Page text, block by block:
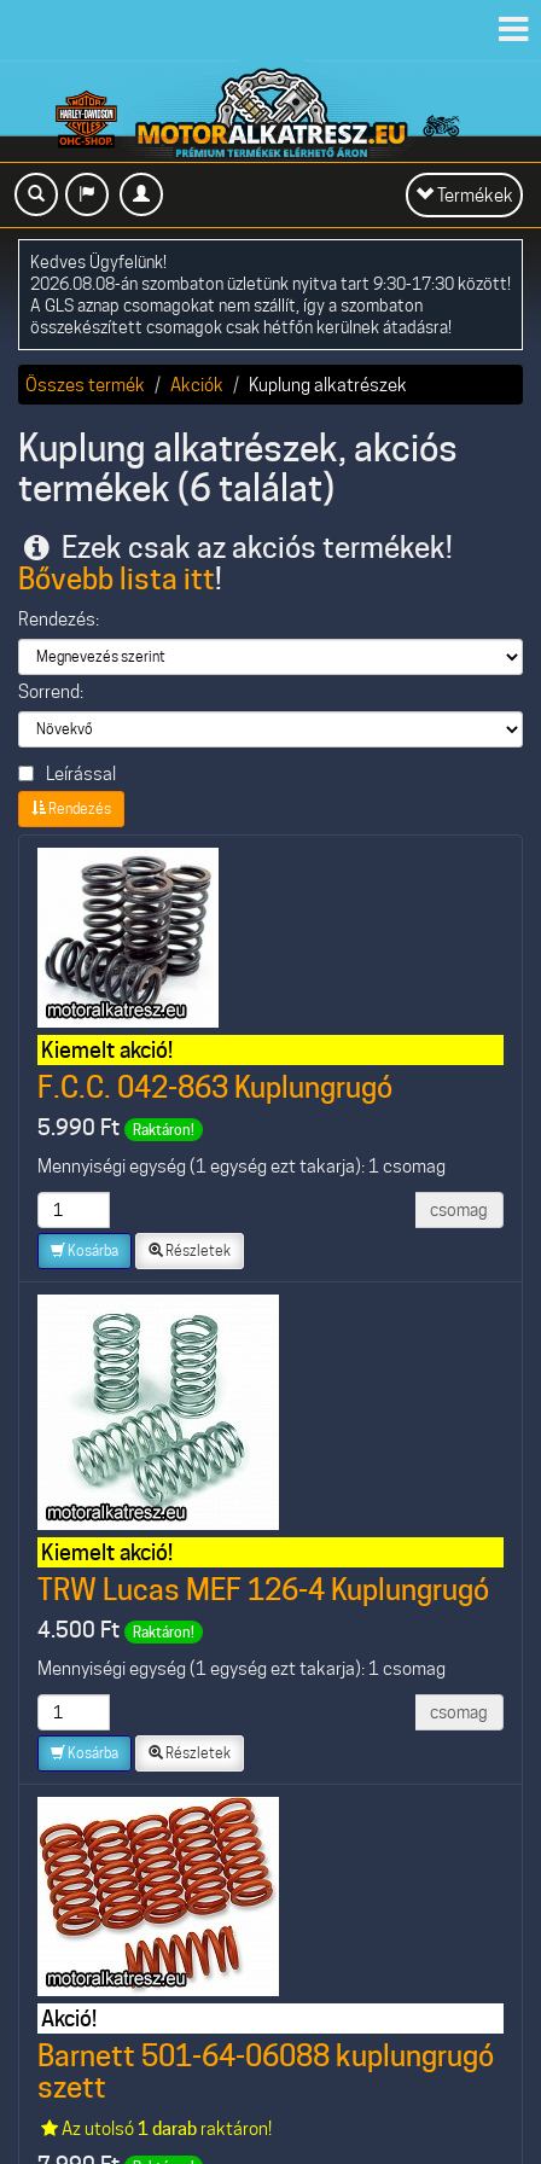
Toggle
navigation
Termékek
Kedves Ügyfelünk!
2026.08.08-án szombaton üzletünk nyitva tart 9:30-17:30 között!
A GLS aznap csomagokat nem szállít, így a szombaton
összekészített csomagok csak hétfőn kerülnek átadásra!
Összes termék Akciók Kuplung alkatrészek
Kuplung alkatrészek, akciós
termékek (6 találat)
Ezek csak az akciós termékek!
Bővebb lista itt!
Rendezés:
Sorrend:
Leírással
Rendezés
Kiemelt akció!
F.C.C. 042-863 Kuplungrugó
5.990 Ft Raktáron!
Mennyiségi egység (1 egység ezt takarja): 1 csomag
csomag
Kosárba Részletek
Kiemelt akció!
TRW Lucas MEF 126-4 Kuplungrugó
4.500 Ft Raktáron!
Mennyiségi egység (1 egység ezt takarja): 1 csomag
csomag
Kosárba Részletek
Akció!
Barnett 501-64-06088 kuplungrugó
szett
Az utolsó 1 darabraktáron!